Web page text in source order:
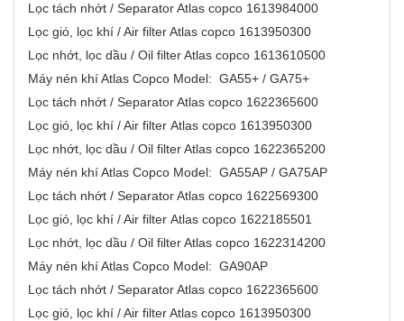
Lọc tách nhớt / Separator Atlas copco 1613984000
Lọc gió, lọc khí / Air filter Atlas copco 1613950300
Lọc nhớt, lọc dầu / Oil filter Atlas copco 1613610500
Máy nén khí Atlas Copco Model: GA55+ / GA75+
Lọc tách nhớt / Separator Atlas copco 1622365600
Lọc gió, lọc khí / Air filter Atlas copco 1613950300
Lọc nhớt, lọc dầu / Oil filter Atlas copco 1622365200
Máy nén khí Atlas Copco Model: GA55AP / GA75AP
Lọc tách nhớt / Separator Atlas copco 1622569300
Lọc gió, lọc khí / Air filter Atlas copco 1622185501
Lọc nhớt, lọc dầu / Oil filter Atlas copco 1622314200
Máy nén khí Atlas Copco Model: GA90AP
Lọc tách nhớt / Separator Atlas copco 1622365600
Lọc gió, lọc khí / Air filter Atlas copco 1613950300